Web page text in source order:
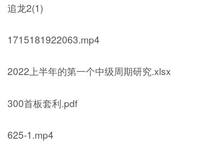
追龙2(1)
1715181922063.mp4
2022上半年的第一个中级周期研究.xlsx
300首板套利.pdf
625-1.mp4